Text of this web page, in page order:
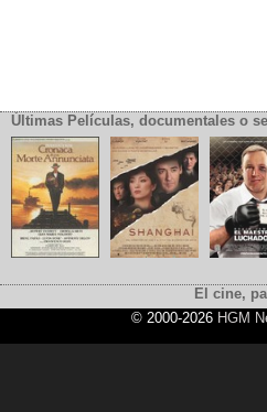
Últimas Películas, documentales o
El cine,
© 2000-2026 HGM